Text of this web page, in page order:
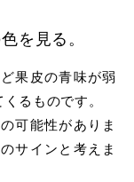
を見る。
果皮の青味が弱
るものです。
可能性がありま
サインと考えま